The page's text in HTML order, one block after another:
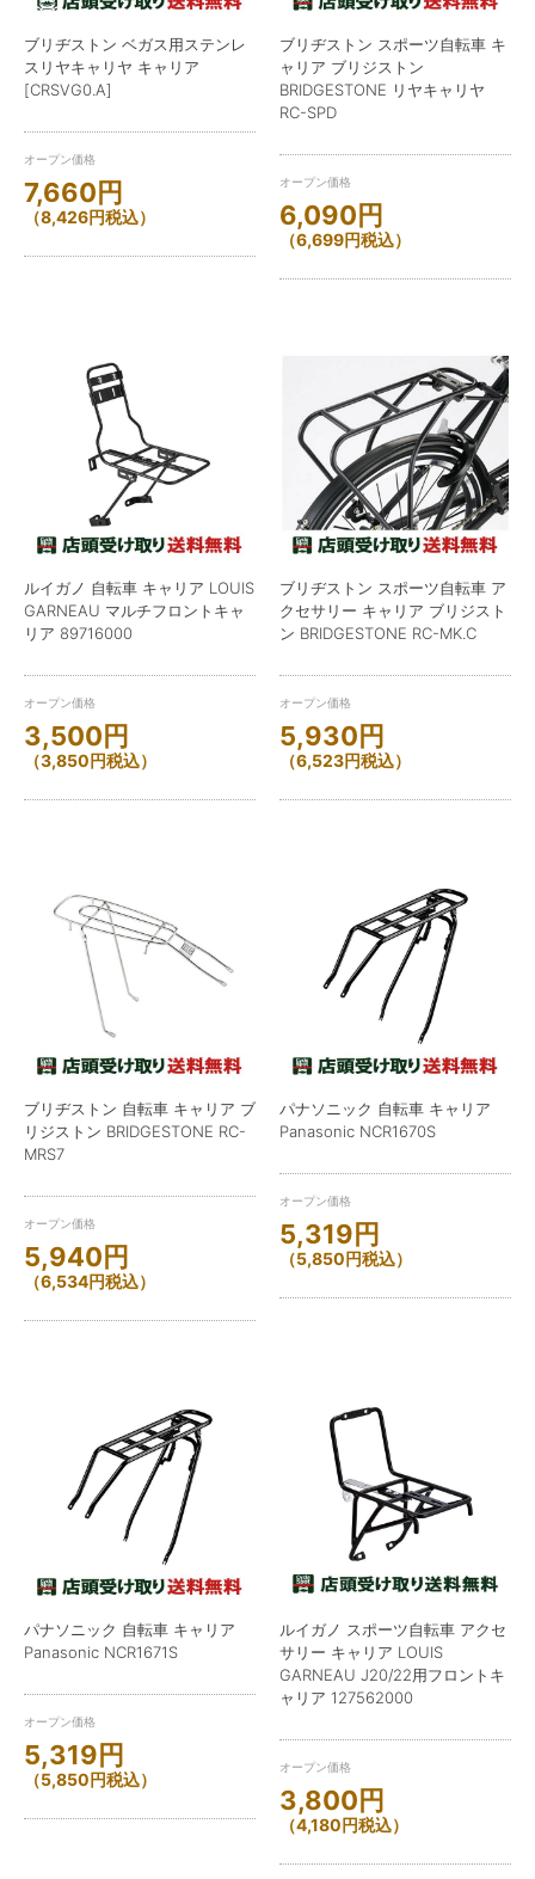
ブリヂストン ベガス用ステンレ
スリヤキャリヤ キャリア
[CRSVG0.A]
オープン価格
7,660円
（8,426円税込）
ブリヂストン スポーツ自転車 キ
ャリア ブリジストン
BRIDGESTONE リヤキャリヤ
RC-SPD
オープン価格
6,090円
（6,699円税込）
ルイガノ 自転車 キャリア LOUIS
GARNEAU マルチフロントキャ
リア 89716000
オープン価格
3,500円
（3,850円税込）
ブリヂストン スポーツ自転車 ア
クセサリー キャリア ブリジスト
ン BRIDGESTONE RC-MK.C
オープン価格
5,930円
（6,523円税込）
ブリヂストン 自転車 キャリア ブ
リジストン BRIDGESTONE RC-
MRS7
オープン価格
5,940円
（6,534円税込）
パナソニック 自転車 キャリア
Panasonic NCR1670S
オープン価格
5,319円
（5,850円税込）
パナソニック 自転車 キャリア
Panasonic NCR1671S
オープン価格
5,319円
（5,850円税込）
ルイガノ スポーツ自転車 アクセ
サリー キャリア LOUIS
GARNEAU J20/22用フロントキ
ャリア 127562000
オープン価格
3,800円
（4,180円税込）